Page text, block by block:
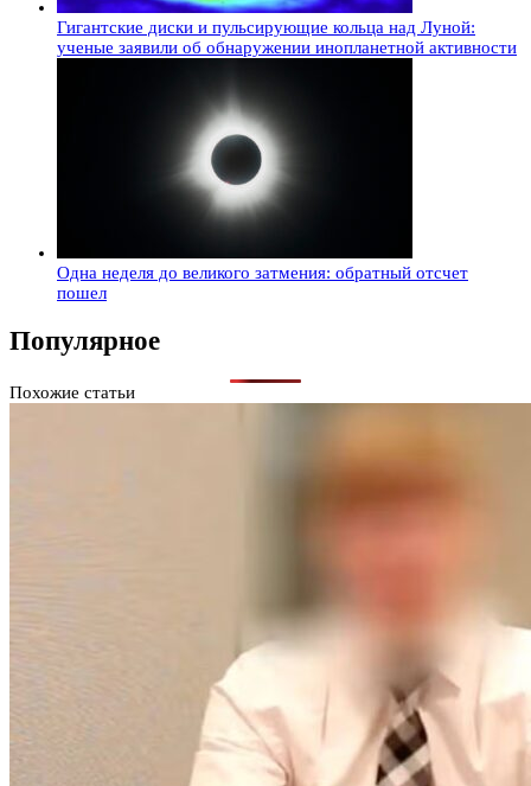
Гигантские диски и пульсирующие кольца над Луной:
ученые заявили об обнаружении инопланетной активности
Одна неделя до великого затмения: обратный отсчет
пошел
Популярное
Похожие статьи